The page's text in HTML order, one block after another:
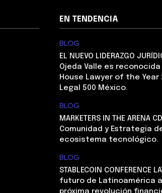
EN TENDENCIA
BLOG
EL NUEVO LIDERAZGO
Ojeda Valle es
House Lawyer of the Year
Legal 500 México.
BLOG
MARKETERS IN THE ARENA
Comunidad y Estrategia
ecosistema tecnológico.
BLOG
STABLECOIN CONFERENCE
futuro de Latinoamérica